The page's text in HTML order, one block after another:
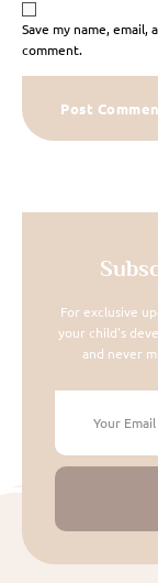
Save my name,
comment.
For exclusive
your child's
and never